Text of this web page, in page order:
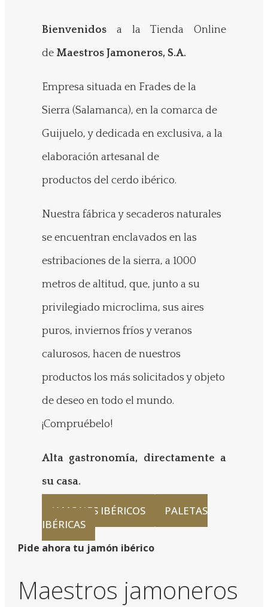
Bienvenidosa la Tienda Online
de Maestros Jamoneros, S.A.
Empresa situada en Frades de la
Sierra (Salamanca), en la comarca de
Guijuelo, y dedicada en exclusiva, a la
elaboración artesanal de
productos del cerdo ibérico.
Nuestra fábrica y secaderos naturales
se encuentran enclavados en las
estribaciones de la sierra, a 1000
metros de altitud, que, junto a su
privilegiado microclima, sus aires
puros, inviernos fríos y veranos
calurosos, hacen de nuestros
productos los más solicitados y objeto
de deseo en todo el mundo.
¡Compruébelo!
Alta gastronomía, directamente a
su casa.
JAMONES IBÉRICOS
PALETAS
IBÉRICAS
Pide ahora tu jamón ibérico
Maestros jamoneros